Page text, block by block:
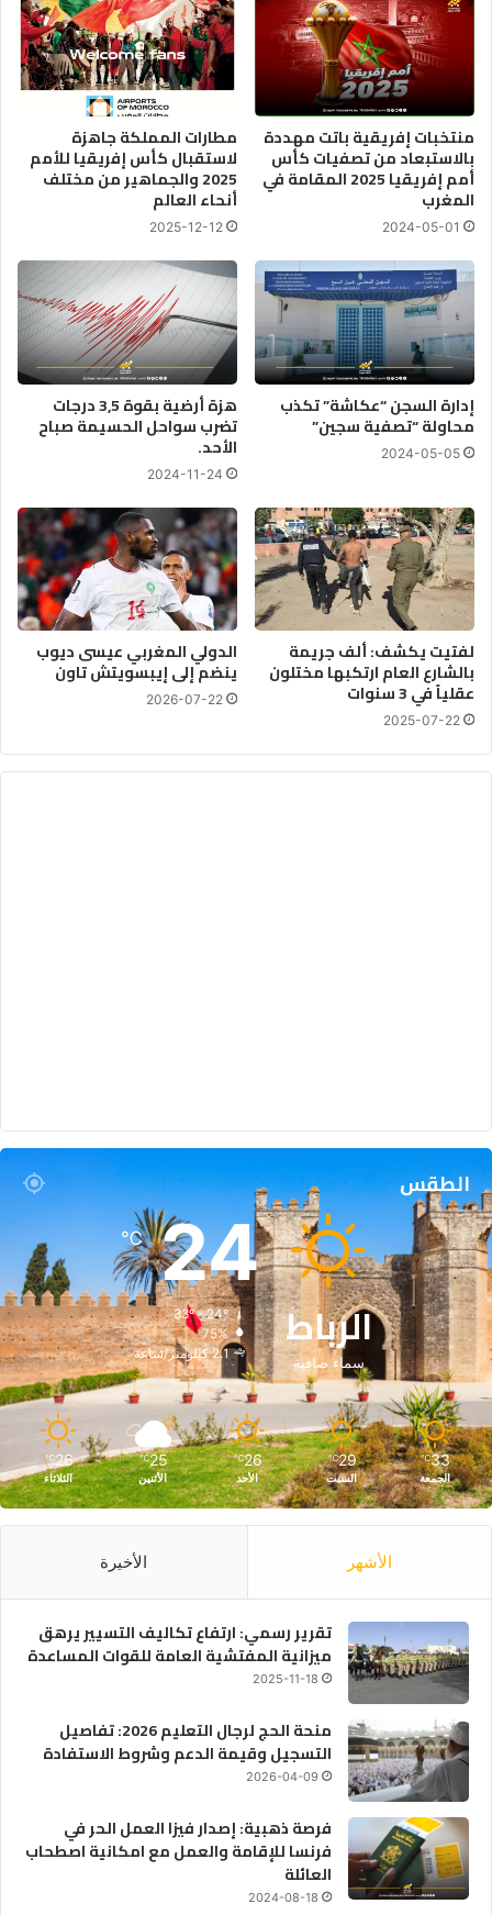
منتخبات إفريقية باتت مهددة
بالاستبعاد من تصفيات كأس
أمم إفريقيا 2025 المقامة في
المغرب
2024-05-01
مطارات المملكة جاھزة
لاستقبال كأس إفریقیا للأمم
2025 والجماھیر من مختلف
أنحاء العالم‎
2025-12-12
إدارة السجن “عكاشة” تكذب
محاولة “تصفية سجين”
2024-05-05
هزة أرضية بقوة 3,5 درجات
تضرب سواحل الحسيمة صباح
الأحد.
2024-11-24
لفتيت يكشف: ألف جريمة
بالشارع العام ارتكبها مختلون
عقلياً في 3 سنوات
2025-07-22
الدولي المغربي عيسى ديوب
ينضم إلى إيبسويتش تاون
2026-07-22
الطقس
الرباط
سماء صافية
24
℃
33º - 24º
75%
2.1 كيلومتر/ساعة
33
℃
الجمعة
29
℃
السبت
26
℃
الأحد
25
℃
الأثنين
26
℃
الثلاثاء
الأشهر الأخيرة
تقرير رسمي: ارتفاع تكاليف التسيير يرهق
ميزانية المفتشية العامة للقوات المساعدة
2025-11-18
منحة الحج لرجال التعليم 2026: تفاصيل
التسجيل وقيمة الدعم وشروط الاستفادة
2026-04-09
فرصة ذهبية: إصدار فيزا العمل الحر في
فرنسا للإقامة والعمل مع امكانية اصطحاب
العائلة
2024-08-18